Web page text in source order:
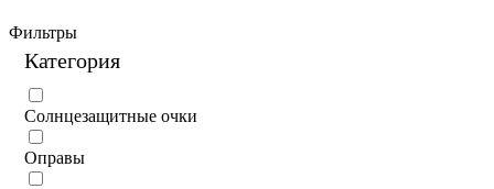
Фильтры
Категория
Солнцезащитные очки
Оправы